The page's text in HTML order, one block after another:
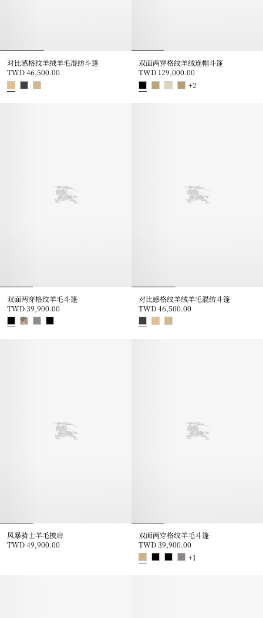
对比感格纹羊绒羊毛混纺斗篷
TWD 46,500.00
双面两穿格纹羊绒连帽斗篷
TWD 129,000.00
+2
双面两穿格纹羊毛斗篷
TWD 39,900.00
对比感格纹羊绒羊毛混纺斗篷
TWD 46,500.00
风暴骑士羊毛披肩
TWD 49,900.00
风暴骑士羊毛披肩, TWD 49,900.00
双面两穿格纹羊毛斗篷
TWD 39,900.00
+1